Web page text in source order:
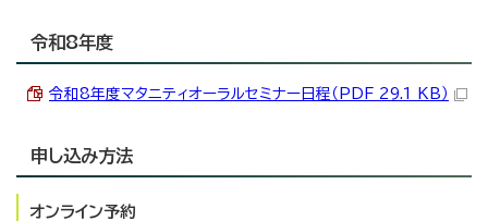
令和8年度
令和8年度マタニティオーラルセミナー日程（PDF 29.1 KB）
申し込み方法
オンライン予約